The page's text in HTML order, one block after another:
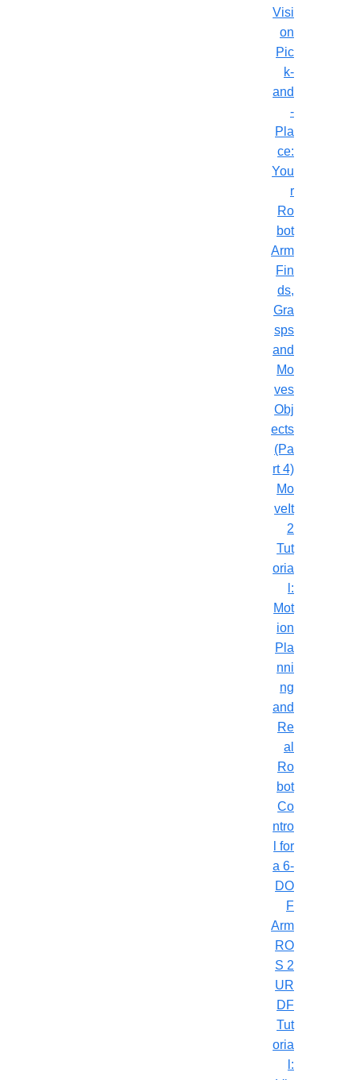
Visi
on
Pic
k-
and
-
Pla
ce:
You
r
Ro
bot
Arm
Fin
ds,
Gra
sps
and
Mo
ves
Obj
ects
(Pa
rt 4)
Mo
veIt
2
Tut
oria
l:
Mot
ion
Pla
nni
ng
and
Re
al
Ro
bot
Co
ntro
l for
a 6-
DO
F
Arm
RO
S 2
UR
DF
Tut
oria
l: